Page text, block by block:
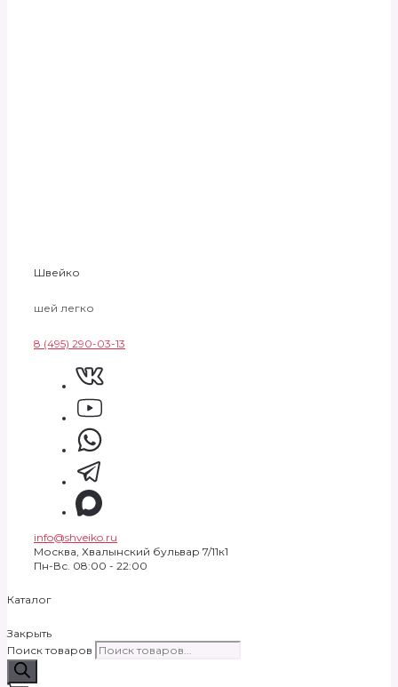
Швейко
шей легко
8 (495) 290-03-13
info@shveiko.ru
Москва, Хвалынский бульвар 7/11к1
Пн-Вс. 08:00 - 22:00
Каталог
Закрыть
Поиск товаров